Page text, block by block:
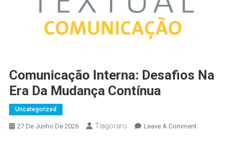
Comunicação Interna: Desafios Na
Era Da Mudança Contínua
Uncategorized
27 De Junho De 2026 Tiagoraro Leave A CommentOn